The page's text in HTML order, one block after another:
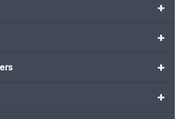
+
+
+
+